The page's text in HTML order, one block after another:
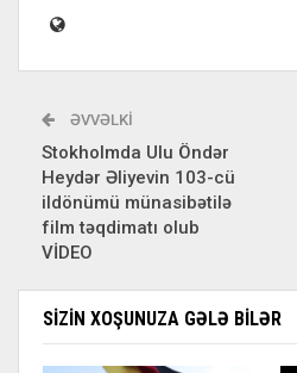
ƏVVƏLKI
Stokholmda Ulu Öndər
Heydər Əliyevin 103-cü
ildönümü münasibətilə
film təqdimatı olub
VİDEO
SIZIN XOŞUNUZA GƏLƏ BILƏR